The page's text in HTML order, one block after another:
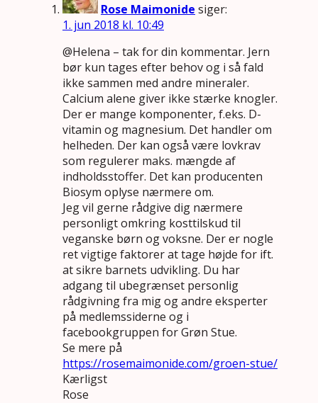
Rose Maimonide siger:
1. jun 2018 kl. 10:49
@Helena – tak for din kommentar. Jern
bør kun tages efter behov og i så fald
ikke sammen med andre mineraler.
Calcium alene giver ikke stærke knogler.
Der er mange komponenter, f.eks. D-
vitamin og magnesium. Det handler om
helheden. Der kan også være lovkrav
som regulerer maks. mængde af
indholdsstoffer. Det kan producenten
Biosym oplyse nærmere om.
Jeg vil gerne rådgive dig nærmere
personligt omkring kosttilskud til
veganske børn og voksne. Der er nogle
ret vigtige faktorer at tage højde for ift.
at sikre barnets udvikling. Du har
adgang til ubegrænset personlig
rådgivning fra mig og andre eksperter
på medlemssiderne og i
facebookgruppen for Grøn Stue.
Se mere på
https://rosemaimonide.com/groen-stue/
Kærligst
Rose